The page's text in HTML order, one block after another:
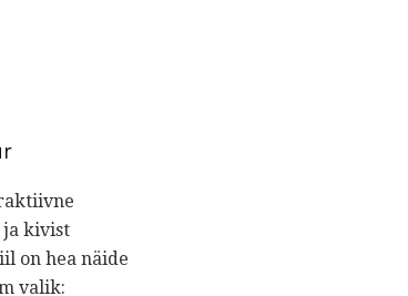
ja kivist
on hea näide
valik: